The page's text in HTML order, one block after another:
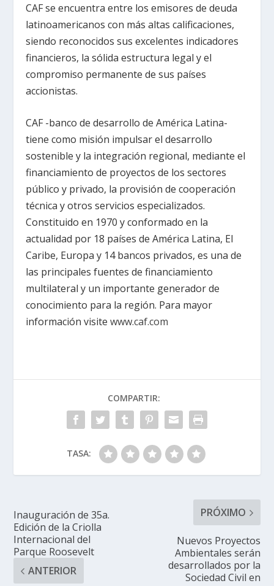
CAF se encuentra entre los emisores de deuda
latinoamericanos con más altas calificaciones,
siendo reconocidos sus excelentes indicadores
financieros, la sólida estructura legal y el
compromiso permanente de sus países
accionistas.
CAF -banco de desarrollo de América Latina-
tiene como misión impulsar el desarrollo
sostenible y la integración regional, mediante el
financiamiento de proyectos de los sectores
público y privado, la provisión de cooperación
técnica y otros servicios especializados.
Constituido en 1970 y conformado en la
actualidad por 18 países de América Latina, El
Caribe, Europa y 14 bancos privados, es una de
las principales fuentes de financiamiento
multilateral y un importante generador de
conocimiento para la región. Para mayor
información visitewww.caf.com
COMPARTIR:
TASA:
Inauguración de 35a.
Edición de la Criolla
Internacional del
Parque Roosevelt
ANTERIOR
PRÓXIMO
Nuevos Proyectos
Ambientales serán
desarrollados por la
Sociedad Civil en